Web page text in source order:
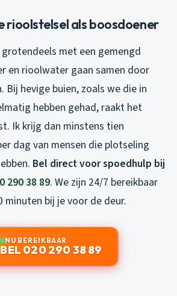
rioolstelsel als boosdoener
met een gemengd
en rioolwater gaan samen door
Bij hevige buien, zoals we die in
hebben gehad, raakt het
Ik krijg dan minstens tien
dag van mensen die plotseling
Bel direct voor spoedhulp bij
290 38 89. We zijn 24/7 bereikbaar
minuten bij je voor de deur.
NU BEREIKBAAR
BEL 020 290 38 89